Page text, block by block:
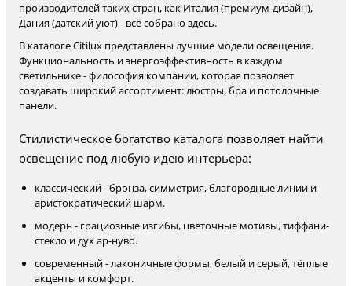
производителей таких стран, как Италия (премиум-дизайн),
Дания (датский уют) - всё собрано здесь.
В каталоге Citilux представлены лучшие модели освещения.
Функциональность и энергоэффективность в каждом
светильнике - философия компании, которая позволяет
создавать широкий ассортимент: люстры, бра и потолочные
панели.
Стилистическое богатство каталога позволяет найти
освещение под любую идею интерьера:
классический - бронза, симметрия, благородные линии и
аристократический шарм.
модерн - грациозные изгибы, цветочные мотивы, тиффани-
стекло и дух ар-нуво.
современный - лаконичные формы, белый и серый, тёплые
акценты и комфорт.